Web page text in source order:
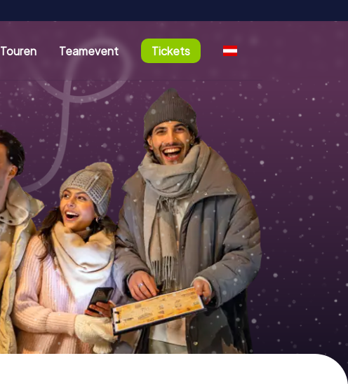
Touren Teamevent Tickets